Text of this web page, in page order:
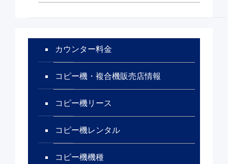
カウンター料金
コピー機・複合機販売店情報
コピー機リース
コピー機レンタル
コピー機機種